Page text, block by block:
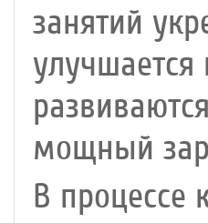
занятий
мощный
В процессе